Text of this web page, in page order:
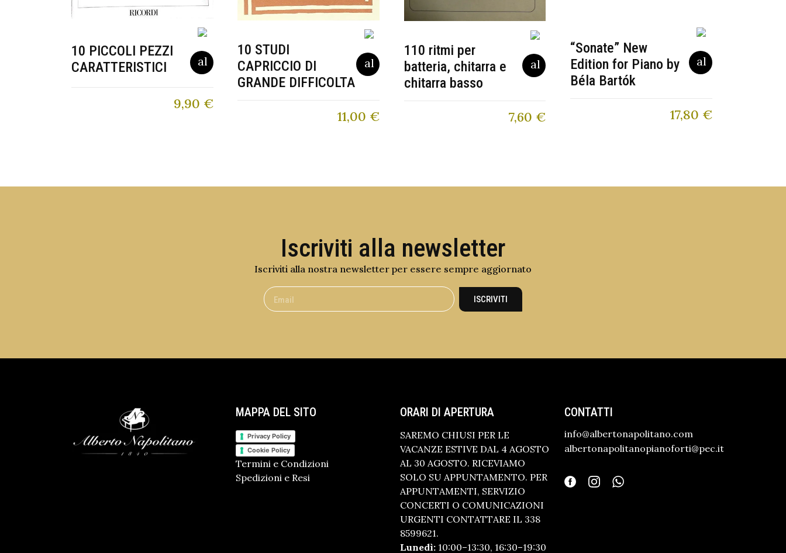
10 PICCOLI PEZZI
CARATTERISTICI
9,90 €
10 STUDI
CAPRICCIO DI
GRANDE DIFFICOLTA
11,00 €
110 ritmi per
batteria, chitarra e
chitarra basso
7,60 €
“Sonate” New
Edition for Piano by
Béla Bartók
17,80 €
Iscriviti alla newsletter
Iscriviti alla nostra newsletter per essere sempre aggiornato
ISCRIVITI
MAPPA DEL SITO
Privacy Policy
Cookie Policy
Termini e Condizioni
Spedizioni e Resi
ORARI DI APERTURA
SAREMO CHIUSI PER LE
VACANZE ESTIVE DAL 4 AGOSTO
AL 30 AGOSTO. RICEVIAMO
SOLO SU APPUNTAMENTO. PER
APPUNTAMENTI, SERVIZIO
CONCERTI O COMUNICAZIONI
URGENTI CONTATTARE IL 338
8599621.
Lunedì: 10:00–13:30, 16:30–19:30
CONTATTI
info@albertonapolitano.com
albertonapolitanopianoforti@pec.it